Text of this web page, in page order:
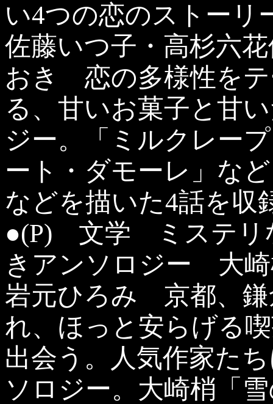
い4つの恋のストー
佐藤いつ子・高杉六
おき 恋の多様性をテ
る、甘いお菓子と甘
ジー。「ミルクレー
ート・ダモーレ」な
などを描いた4話を収
●(P) 文学 ミステリ
きアンソロジー 大
岩元ひろみ 京都、鎌
れ、ほっと安らげる
出会う。人気作家た
ソロジー。大崎梢「